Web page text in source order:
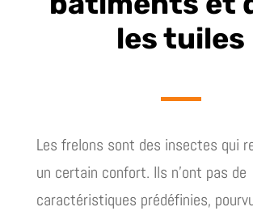
les tuiles
Les frelons sont des insectes qui
un certain confort. Ils n’ont pas de
caractéristiques prédéfinies,